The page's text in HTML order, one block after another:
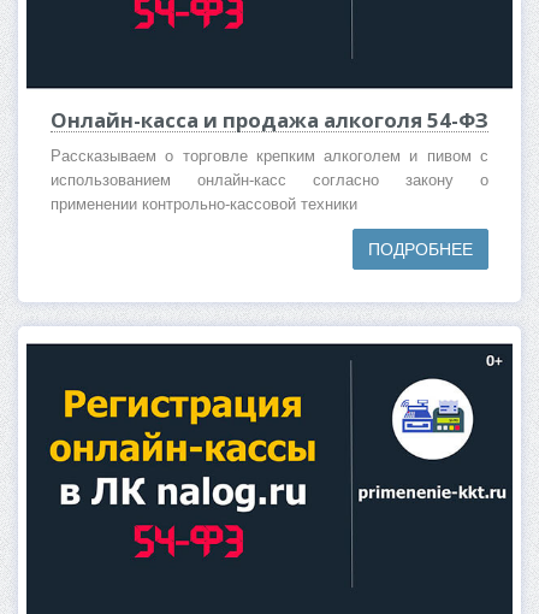
Онлайн-касса и продажа алкоголя 54-ФЗ
Рассказываем о торговле крепким алкоголем и пивом с
использованием онлайн-касс согласно закону о
применении контрольно-кассовой техники
ПОДРОБНЕЕ